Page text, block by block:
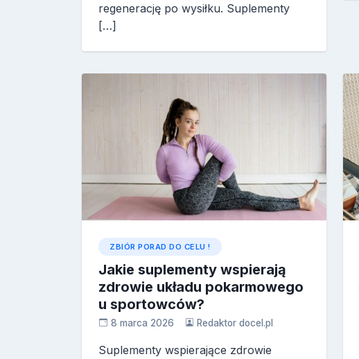
regenerację po wysiłku. Suplementy
[…]
ZBIÓR PORAD DO CELU !
Jakie suplementy wspierają
zdrowie układu pokarmowego
u sportowców?
8 marca 2026 Redaktor docel.pl
Suplementy wspierające zdrowie